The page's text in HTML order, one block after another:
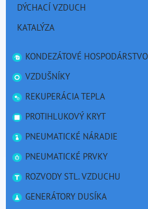
DÝCHACÍ VZDUCH
KATALÝZA
KONDEZÁTOVÉ HOSPODÁRSTVO
VZDUŠNÍKY
REKUPERÁCIA TEPLA
PROTIHLUKOVÝ KRYT
PNEUMATICKÉ NÁRADIE
PNEUMATICKÉ PRVKY
ROZVODY STL. VZDUCHU
GENERÁTORY DUSÍKA